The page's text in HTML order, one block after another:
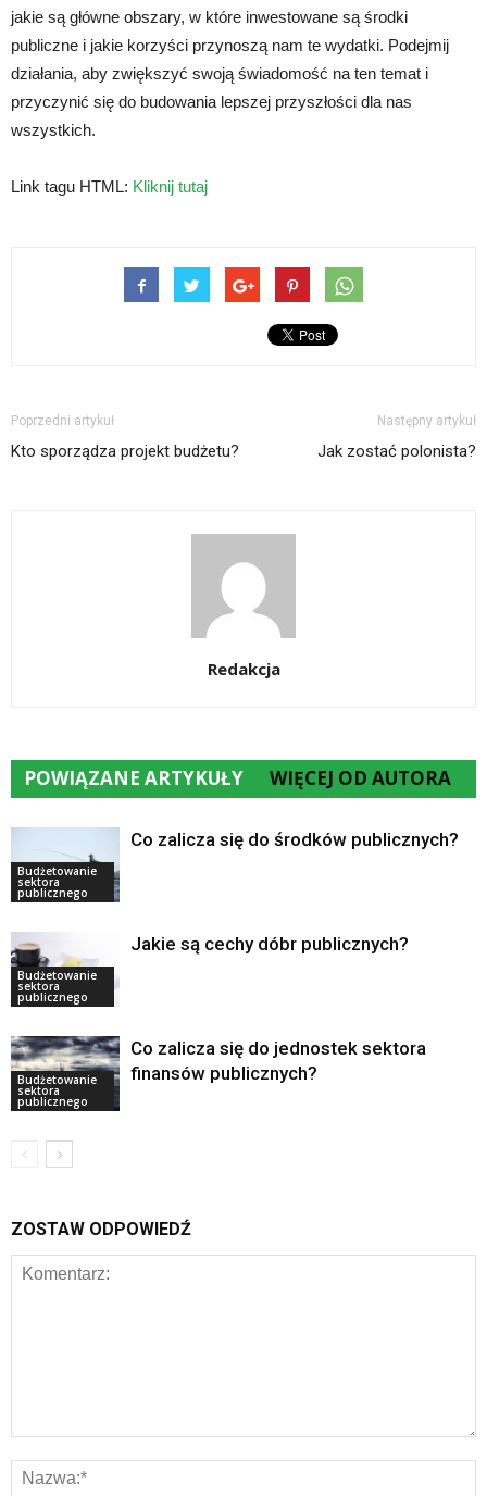
jakie są główne obszary, w które inwestowane są środki
publiczne i jakie korzyści przynoszą nam te wydatki. Podejmij
działania, aby zwiększyć swoją świadomość na ten temat i
przyczynić się do budowania lepszej przyszłości dla nas
wszystkich.
Link tagu HTML: Kliknij tutaj
Poprzedni artykuł
Kto sporządza projekt budżetu?
Następny artykuł
Jak zostać polonista?
Redakcja
POWIĄZANE ARTYKUŁY WIĘCEJ OD AUTORA
Budżetowanie
sektora
publicznego
Co zalicza się do środków publicznych?
Budżetowanie
sektora
publicznego
Jakie są cechy dóbr publicznych?
Budżetowanie
sektora
publicznego
Co zalicza się do jednostek sektora
finansów publicznych?
ZOSTAW ODPOWIEDŹ